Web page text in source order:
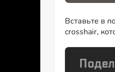
Вставьте в
crosshair,